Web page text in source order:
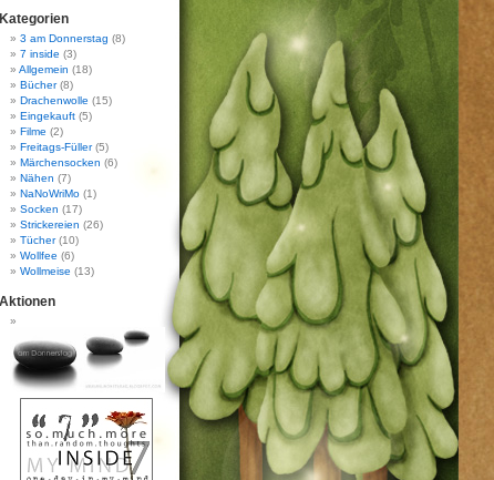
Kategorien
3 am Donnerstag (8)
7 inside (3)
Allgemein (18)
Bücher(8)
Drachenwolle (15)
Eingekauft (5)
Filme (2)
Freitags-Füller(5)
Märchensocken (6)
Nähen (7)
NaNoWriMo (1)
Socken (17)
Strickereien (26)
Tücher(10)
Wollfee (6)
Wollmeise (13)
Aktionen